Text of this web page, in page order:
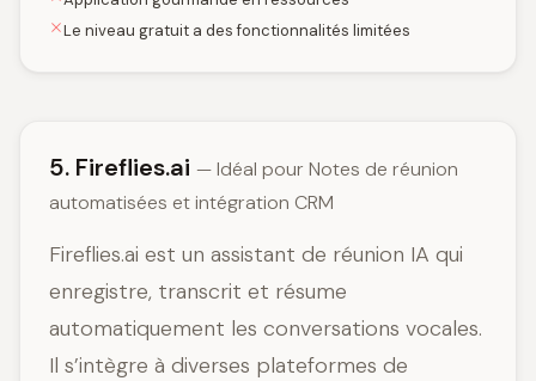
Le niveau gratuit a des fonctionnalités limitées
5. Fireflies.ai — Idéal pour Notes de réunion
automatisées et intégration CRM
Fireflies.ai est un assistant de réunion IA qui
enregistre, transcrit et résume
automatiquement les conversations vocales.
Il s’intègre à diverses plateformes de